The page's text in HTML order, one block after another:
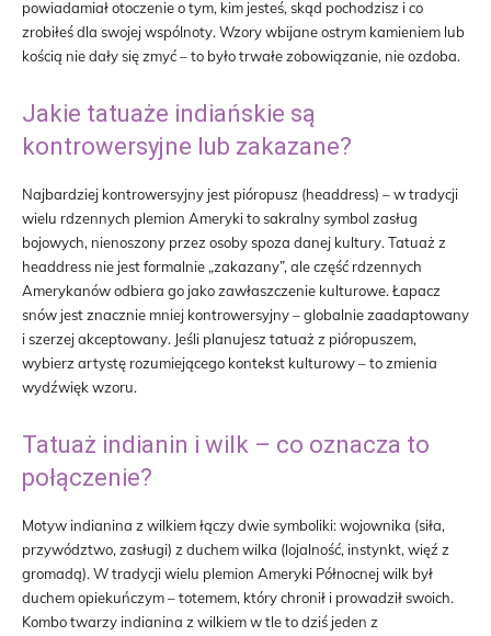
powiadamiał otoczenie o tym, kim jesteś, skąd pochodzisz i co
zrobiłeś dla swojej wspólnoty. Wzory wbijane ostrym kamieniem lub
kością nie dały się zmyć – to było trwałe zobowiązanie, nie ozdoba.
Jakie tatuaże indiańskie są
kontrowersyjne lub zakazane?
Najbardziej kontrowersyjny jest pióropusz (headdress) – w tradycji
wielu rdzennych plemion Ameryki to sakralny symbol zasług
bojowych, nienoszony przez osoby spoza danej kultury. Tatuaż z
headdress nie jest formalnie „zakazany”, ale część rdzennych
Amerykanów odbiera go jako zawłaszczenie kulturowe. Łapacz
snów jest znacznie mniej kontrowersyjny – globalnie zaadaptowany
i szerzej akceptowany. Jeśli planujesz tatuaż z pióropuszem,
wybierz artystę rozumiejącego kontekst kulturowy – to zmienia
wydźwięk wzoru.
Tatuaż indianin i wilk – co oznacza to
połączenie?
Motyw indianina z wilkiem łączy dwie symboliki: wojownika (siła,
przywództwo, zasługi) z duchem wilka (lojalność, instynkt, więź z
gromadą). W tradycji wielu plemion Ameryki Północnej wilk był
duchem opiekuńczym – totemem, który chronił i prowadził swoich.
Kombo twarzy indianina z wilkiem w tle to dziś jeden z